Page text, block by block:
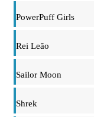
PowerPuff Girls
Rei Leão
Sailor Moon
Shrek